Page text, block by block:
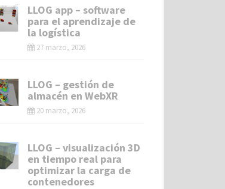
LLOG app – software
para el aprendizaje de
la logística
27 marzo, 2026
LLOG – gestión de
almacén en WebXR
20 marzo, 2026
LLOG – visualización 3D
en tiempo real para
optimizar la carga de
contenedores